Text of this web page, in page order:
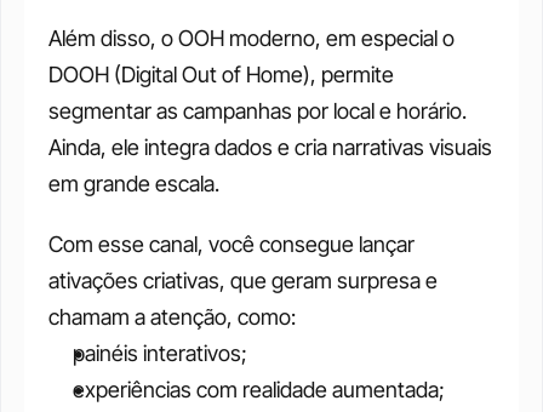
Além disso, o OOH moderno, em especial o
DOOH (Digital Out of Home), permite
segmentar as campanhas por local e horário.
Ainda, ele integra dados e cria narrativas visuais
em grande escala.
Com esse canal, você consegue lançar
ativações criativas, que geram surpresa e
chamam a atenção, como:
painéis interativos;
experiências com realidade aumentada;